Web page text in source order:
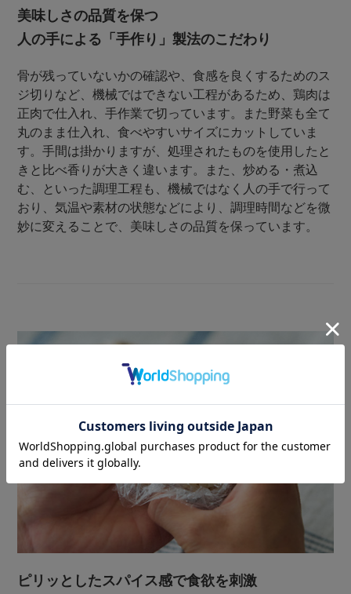
美味しさの品質を保つ
人の手による「手作り」製法のこだわり
骨が残っていないかの確認や、食感を良くするためのス
ジ切りなど、機械ではできない工程があるため、鶏肉は
正肉で仕入れ、手作業で切っています。また野菜も全て
丸のまま仕入れ、食べやすいサイズにカットしていま
す。手間は掛かりますが、処理されたものを使用したと
きと比べ香りが大きく違います。また、炒める・煮込
む、といった調理工程も、機械ではなく人の手で行って
おり、気温や素材の状態などにより、調理時間などを微
妙に変えることで、美味しさの品質を保っています。
ピリッとしたスパイス感で食欲を刺激